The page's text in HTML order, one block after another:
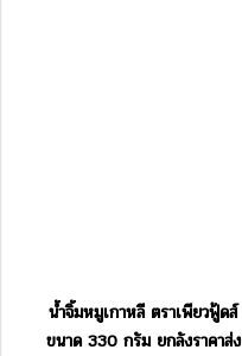
น้ำจิ้มหมูเกาหลี ตราเพียวฟู้ดส์
ขนาด 330 กรัม ยกลังราคาส่ง